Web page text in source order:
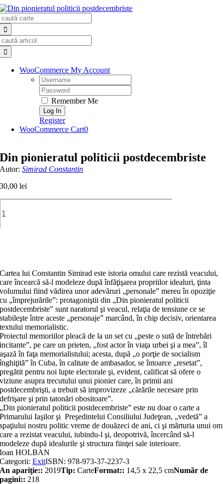
Skip
to
content
WooCommerce My Account
Username:
Password:
Remember Me
Register
WooCommerce Cart0
Din pionieratul politicii postdecembriste
Autor:Simirad Constantin
30,00lei
Cartea lui Constantin Simirad este istoria omului care rezistă veacului,
care încearcă să-l modeleze după înfăţişarea pro­priilor idealuri, ţinta
volumului fiind vădirea unor adevăruri „perso­nale” mereu în opoziţie
cu „împrejurările”: protagoniştii din „Din pionieratul politicii
postdecembriste” sunt naratorul şi veacul, re­laţia de tensiune ce se
stabileşte între aceste „personaje” marcând, în chip decisiv, orientarea
textului memorialistic.
Proiectul memoriilor pleacă de la un set cu „peste o sută de întrebări
incitante”, pe care un prieten, „fost actor în viaţa urbei şi a mea”, îl
aşază în faţa memorialistului; acesta, după „o porţie de socialism
înghiţită” în Cuba, în calita­te de ambasador, se întoarce „resetat”,
pregătit pentru noi lupte electorale şi, evident, calificat să ofere o
viziune asupra trecutului unui pionier care, în primii ani
postdecembrişti, a trebuit să improvizeze „cărările necesare prin
defrişare şi prin tatonări obo­sitoare”.
„Din pionieratul politicii postdecembriste” este nu doar o carte a
Primarului Iaşilor şi Preşedintelui Consiliului Judeţean, „vedetă” a
spaţiului nostru politic vreme de douăzeci de ani, ci şi mărturia unui om
care a rezistat veacului, iubindu-l şi, deopotrivă, încercând să-l
modeleze după idealurile şi structura fiinţei sale interioare.
Ioan HOLBAN
Categorii:ExitISBN:978-973-37-2237-3
An apariţie:: 2019Tip: CarteFormat:: 14,5 x 22,5 cmNumăr de
pagini:: 218